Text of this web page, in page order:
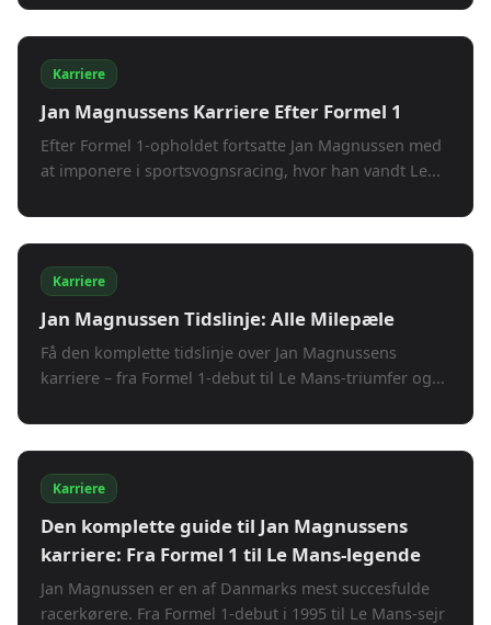
Karriere
Jan Magnussens Karriere Efter Formel 1
Efter Formel 1-opholdet fortsatte Jan Magnussen med
at imponere i sportsvognsracing, hvor han vandt Le...
Karriere
Jan Magnussen Tidslinje: Alle Milepæle
Få den komplette tidslinje over Jan Magnussens
karriere – fra Formel 1-debut til Le Mans-triumfer og...
Karriere
Den komplette guide til Jan Magnussens
karriere: Fra Formel 1 til Le Mans-legende
Jan Magnussen er en af Danmarks mest succesfulde
racerkørere. Fra Formel 1-debut i 1995 til Le Mans-sejr